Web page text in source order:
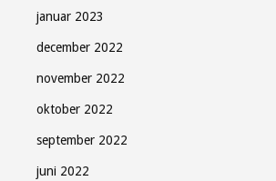
januar 2023
december 2022
november 2022
oktober 2022
september 2022
juni 2022